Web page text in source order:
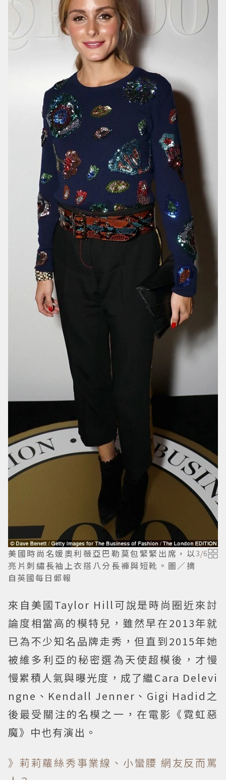
美國時尚名媛奧利薇亞巴勒莫包緊緊出席，以
亮片刺繡長袖上衣搭八分長褲與短靴。圖／摘
自英國每日郵報
3/6
來自美國Taylor Hill可說是時尚圈近來討
論度相當高的模特兒，雖然早在2013年就
已為不少知名品牌走秀，但直到2015年她
被維多利亞的秘密選為天使超模後，才慢
慢累積人氣與曝光度，成了繼Cara Delevi
ngne、Kendall Jenner、Gigi Hadid之
後最受關注的名模之一，在電影《霓虹惡
魔》中也有演出。
》莉莉蘿絲秀事業線、小蠻腰 網友反而罵